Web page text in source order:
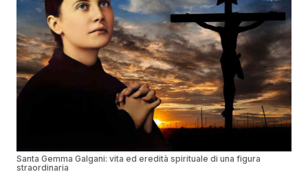
Santa Gemma Galgani: vita ed eredità spirituale di una figura
straordinaria